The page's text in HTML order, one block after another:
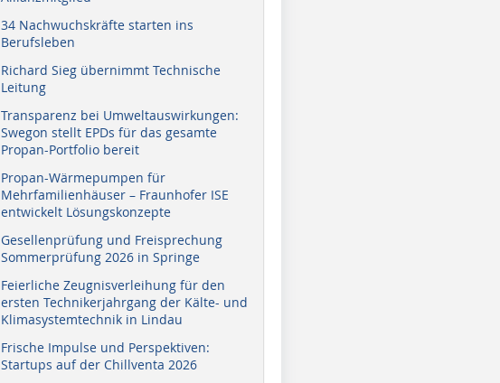
34 Nachwuchskräfte starten ins
Berufsleben
Richard Sieg übernimmt Technische
Leitung
Transparenz bei Umweltauswirkungen:
Swegon stellt EPDs für das gesamte
Propan-Portfolio bereit
Propan-Wärmepumpen für
Mehrfamilienhäuser – Fraunhofer ISE
entwickelt Lösungskonzepte
Gesellenprüfung und Freisprechung
Sommerprüfung 2026 in Springe
Feierliche Zeugnisverleihung für den
ersten Technikerjahrgang der Kälte- und
Klimasystemtechnik in Lindau
Frische Impulse und Perspektiven:
Startups auf der Chillventa 2026